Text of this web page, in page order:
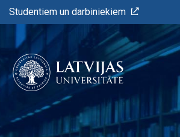
Studentiem un darbiniekiem